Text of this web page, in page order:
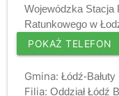
Wojewódzka Stacja
Ratunkowego w
POKAŻ TELEFON
Gmina: Łódź-Bałuty
Filia: Oddział Łódź